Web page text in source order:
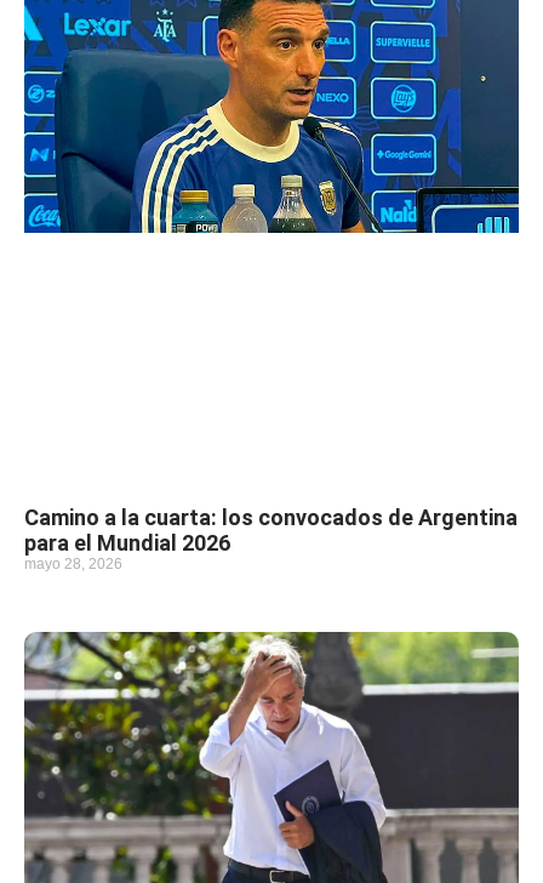
Camino a la cuarta: los convocados de Argentina
para el Mundial 2026
mayo 28, 2026